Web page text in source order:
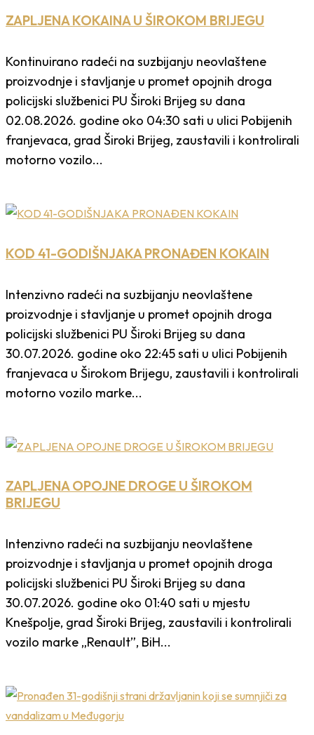
ZAPLJENA KOKAINA U ŠIROKOM BRIJEGU
Kontinuirano radeći na suzbijanju neovlaštene
proizvodnje i stavljanje u promet opojnih droga
policijski službenici PU Široki Brijeg su dana
02.08.2026. godine oko 04:30 sati u ulici Pobijenih
franjevaca, grad Široki Brijeg, zaustavili i kontrolirali
motorno vozilo...
KOD 41-GODIŠNJAKA PRONAĐEN KOKAIN
Intenzivno radeći na suzbijanju neovlaštene
proizvodnje i stavljanje u promet opojnih droga
policijski službenici PU Široki Brijeg su dana
30.07.2026. godine oko 22:45 sati u ulici Pobijenih
franjevaca u Širokom Brijegu, zaustavili i kontrolirali
motorno vozilo marke...
ZAPLJENA OPOJNE DROGE U ŠIROKOM
BRIJEGU
Intenzivno radeći na suzbijanju neovlaštene
proizvodnje i stavljanja u promet opojnih droga
policijski službenici PU Široki Brijeg su dana
30.07.2026. godine oko 01:40 sati u mjestu
Knešpolje, grad Široki Brijeg, zaustavili i kontrolirali
vozilo marke „Renault”, BiH...